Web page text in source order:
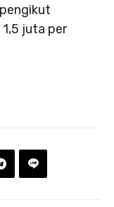
juta per